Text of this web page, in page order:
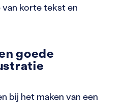
korte tekst en
goede
bij het maken van een